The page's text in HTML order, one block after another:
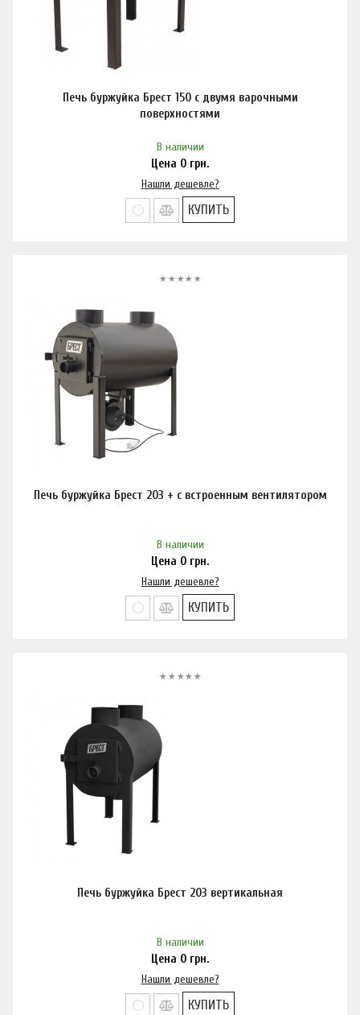
Печь буржуйка Брест 150 с двумя варочными
поверхностями
В наличии
Цена 0 грн.
Нашли дешевле?
КУПИТЬ
Печь буржуйка Брест 203 + с встроенным вентилятором
В наличии
Цена 0 грн.
Нашли дешевле?
КУПИТЬ
Печь буржуйка Брест 203 вертикальная
В наличии
Цена 0 грн.
Нашли дешевле?
КУПИТЬ